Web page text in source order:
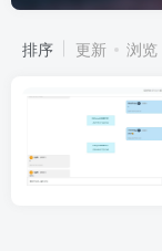
排序 更新 浏览